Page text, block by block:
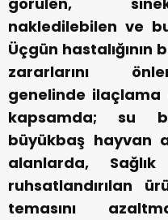
nakledilebilen ve
Üçgün hastalığının
zararlarını
genelinde ilaçlama
kapsamda; su
büyükbaş hayvan
alanlarda, Sağlık
ruhsatlandırılan
temasını